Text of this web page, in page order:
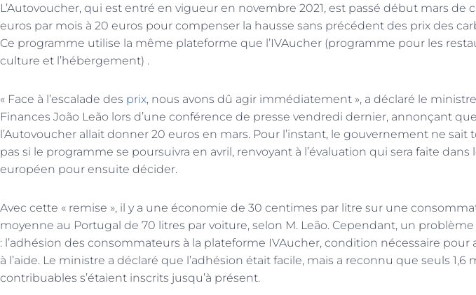
L’Autovoucher, qui est entré en vigueur en novembre 2021, est passé début mars de
euros par mois à 20 euros pour compenser la hausse sans précédent des prix des
Ce programme utilise la même plateforme que l’IVAucher (programme pour les
culture et l’hébergement) .
« Face à l’escalade des prix, nous avons dû agir immédiatement », a déclaré le
Finances João Leão lors d’une conférence de presse vendredi dernier, annonçant que
l’Autovoucher allait donner 20 euros en mars. Pour l’instant, le gouvernement ne sait
pas si le programme se poursuivra en avril, renvoyant à l’évaluation qui sera faite dans
européen pour ensuite décider.
Avec cette « remise », il y a une économie de 30 centimes par litre sur une
moyenne au Portugal de 70 litres par voiture, selon M. Leão. Cependant, un
: l’adhésion des consommateurs à la plateforme IVAucher, condition nécessaire pour
à l’aide. Le ministre a déclaré que l’adhésion était facile, mais a reconnu que seuls 1,6
contribuables s’étaient inscrits jusqu’à présent.